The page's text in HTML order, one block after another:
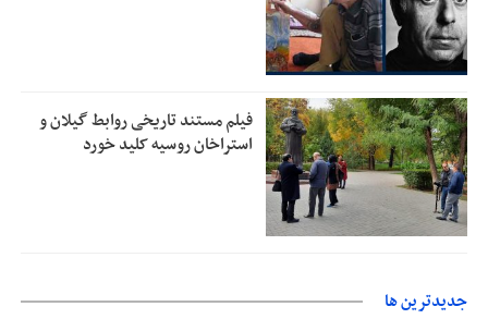
فیلم مستند تاریخی روابط گیلان و
استراخان روسیه کلید خورد
جديدترين ها